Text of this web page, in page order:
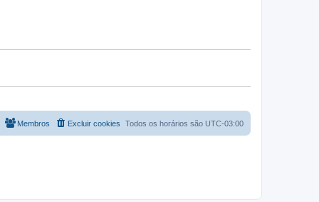
Todos os horários são UTC-03:00
Excluir cookies
Membros